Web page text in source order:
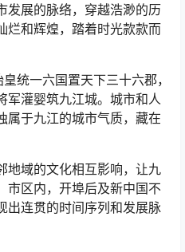
展的脉络，穿越浩渺的历
烂和辉煌，踏着时光款款而
一六国置天下三十六郡，
军灌婴筑九江城。城市和人
属于九江的城市气质，藏在
域的文化相互影响，让九
市区内，开埠后及新中国不
出连贯的时间序列和发展脉